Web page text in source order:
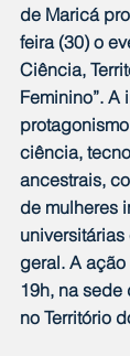
de Maricá
feira (30) o
Ciência,
Feminino”. A
ciência,
ancestrais,
de mulheres
geral. A
19h, na
no Território